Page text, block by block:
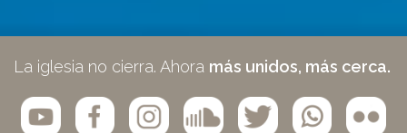
La iglesia no cierra. Ahora más unidos, más cerca.